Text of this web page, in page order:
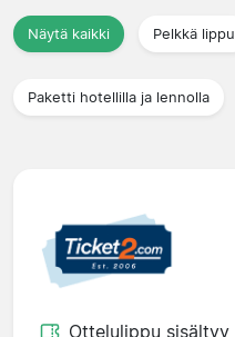
Näytä kaikki Pelkkä lippu
Paketti hotellilla ja lennolla
Ottelulippu sisältyy